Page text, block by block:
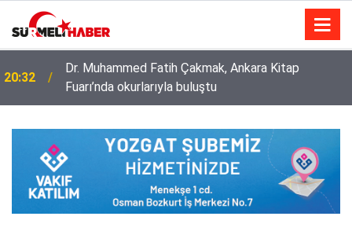
14:52
Diyanet İşleri Başkanlığı ile Türkiye Diyanet Vakfı
milyonları sevindirdi